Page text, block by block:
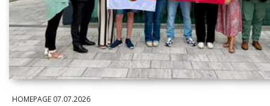
HOMEPAGE 07.07.2026